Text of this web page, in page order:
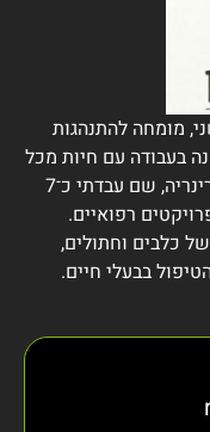
מומחה להתנהגות
עם ניסיון של למעלה מ־20 שנה בעבודה עם חיות מכל
הסוגים. הקריירה שלי החלה כטכנאי וטרינריה, שם עבדתי כ־7
רפואיים.
כלבים וחתולים,
בבעלי חיים.